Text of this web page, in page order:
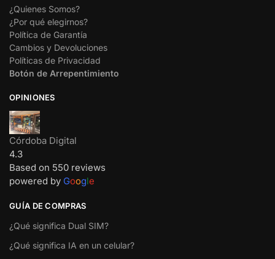
¿Quienes Somos?
¿Por qué elegirnos?
Política de Garantía
Cambios y Devoluciones
Políticas de Privacidad
Botón de Arrepentimiento
OPINIONES
Córdoba Digital
4.3
Based on 550 reviews
powered by Google
GUÍA DE COMPRAS
¿Qué significa Dual SIM?
¿Qué significa IA en un celular?